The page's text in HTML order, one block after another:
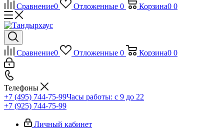
Сравнение0 Отложенные 0 Корзина0 0
Сравнение0 Отложенные 0 Корзина0 0
Телефоны
+7 (495) 744-75-99Часы работы: c 9 до 22
+7 (925) 744-75-99
Личный кабинет